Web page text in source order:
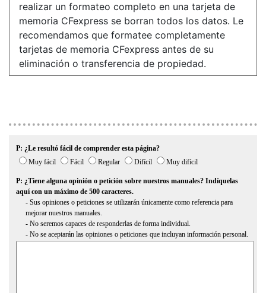
realizar un formateo completo en una tarjeta de
memoria CFexpress se borran todos los datos. Le
recomendamos que formatee completamente
tarjetas de memoria CFexpress antes de su
eliminación o transferencia de propiedad.